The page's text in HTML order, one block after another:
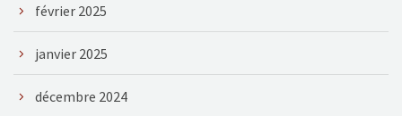
février 2025
janvier 2025
décembre 2024